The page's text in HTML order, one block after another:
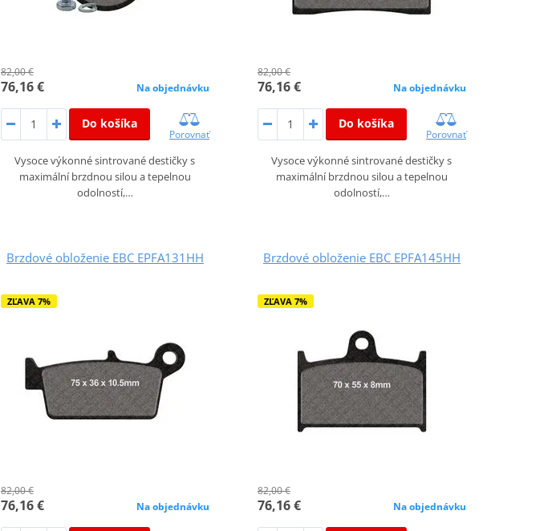
82,00 €
76,16 € Na objednávku
Do košíka
Porovnať
Vysoce výkonné sintrované destičky s
maximální brzdnou silou a tepelnou
odolností,…
82,00 €
76,16 € Na objednávku
Do košíka
Porovnať
Vysoce výkonné sintrované destičky s
maximální brzdnou silou a tepelnou
odolností,…
Brzdové obloženie EBC EPFA131HH
ZĽAVA 7%
82,00 €
76,16 € Na objednávku
Brzdové obloženie EBC EPFA145HH
ZĽAVA 7%
82,00 €
76,16 € Na objednávku